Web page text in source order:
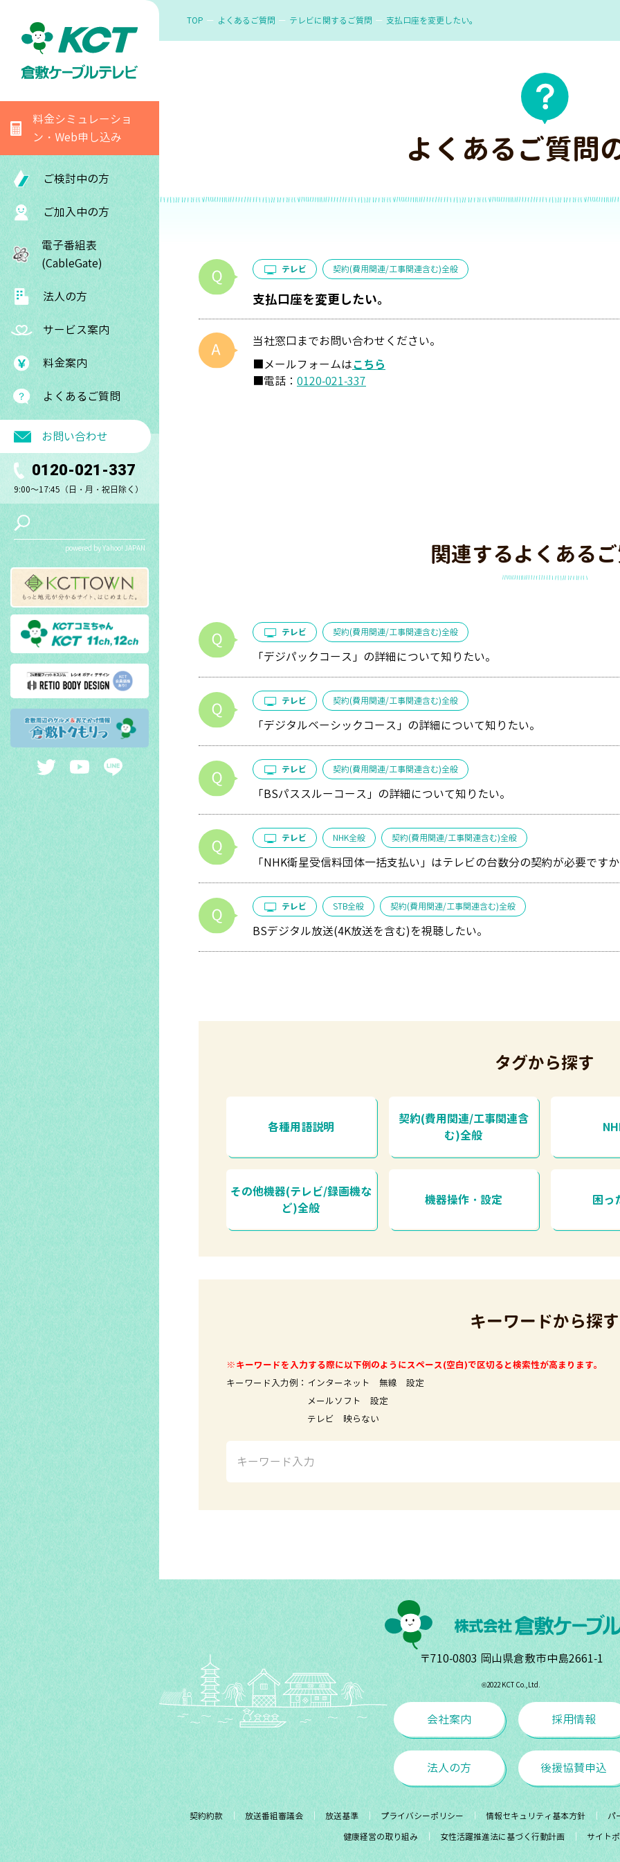
料金シミュレーショ
ン・Web申し込み
ご検討中の方
ご加入中の方
電子番組表
(CableGate)
法人の方
サービス案内
料金案内
よくあるご質問
お問い合わせ
0120-021-337
9:00～17:45（日・月・祝日除く）
powered by Yahoo! JAPAN
TOP よくあるご質問 テレビに関するご質問 支払口座を変更したい。
よくあるご質問
テレビ 契約(費用関連/工事関連含む)全般
支払口座を変更したい。
当社窓口までお問い合わせください。
■メールフォームはこちら
■電話： 0120-021-337
関連するよくある
テレビ 契約(費用関連/工事関連含む)全般
「デジパックコース」の詳細について知りたい。
テレビ 契約(費用関連/工事関連含む)全般
「デジタルベーシックコース」の詳細について知りたい。
テレビ 契約(費用関連/工事関連含む)全般
「BSパススルーコース」の詳細について知りたい。
テレビ NHK全般 契約(費用関連/工事関連含む)全般
「NHK衛星受信料団体一括支払い」はテレビの台数分の契約が必要です
テレビ STB全般 契約(費用関連/工事関連含む)全般
BSデジタル放送(4K放送を含む)を視聴したい。
タグから探す
各種用語説明
契約(費用関連/工事関連含
む)全般
その他機器(テレビ/録画機な
ど)全般
機器操作・設定 困っ
キーワードから探す
※キーワードを入力する際に以下例のようにスペース(空白)で区切ると検索性が高まります。
キーワード入力例：インターネット 無線 設定
メールソフト 設定
テレビ 映らない
〒710-0803 岡山県倉敷市中島2661-1
©︎2022 KCT Co.,Ltd.
会社案内 採用情報
法人の方 後援協賛申込
契約約款 放送番組審議会 放送基準 プライバシーポリシー 情報セキュリティ基本方針
パ
健康経営の取り組み
女性活躍推進法に基づく行動計画 サイト